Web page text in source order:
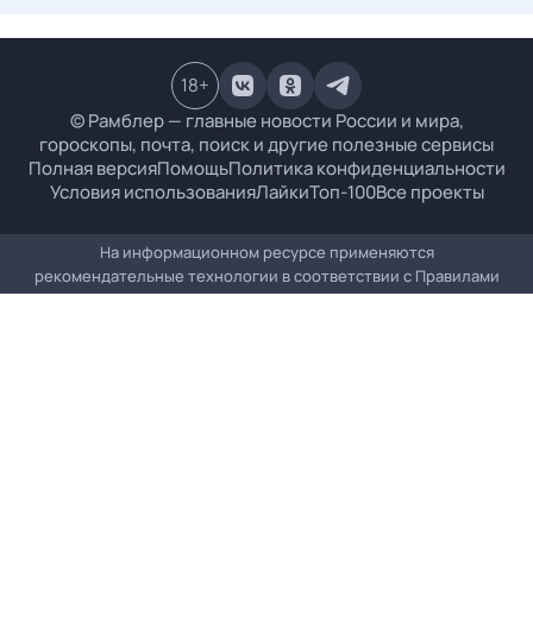
© Рамблер — главные новости России и мира,
гороскопы, почта, поиск и другие полезные сервисы
Полная версияПомощьПолитика конфиденциальности
Условия использованияЛайкиТоп-100Все проекты
18+
На информационном ресурсе применяются
рекомендательные технологии в соответствии с Правилами